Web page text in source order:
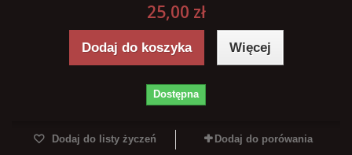
25,00 zł
Dodaj do koszyka Więcej
Dostępna
Dodaj do listy życzeń Dodaj do porówania